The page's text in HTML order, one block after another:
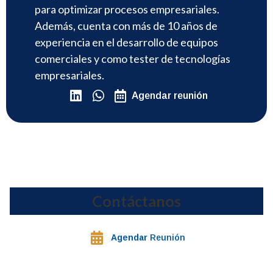
para optimizar procesos empresariales.
Además, cuenta con más de 10 años de
experiencia en el desarrollo de equipos
comerciales y como tester de tecnologías
empresariales.
Agendar reunión
Contáctanos
Agendar Reunión